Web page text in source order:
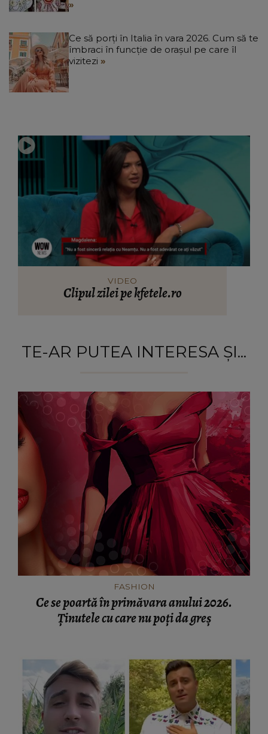
Ce să porți în Italia în vara 2026. Cum să te
îmbraci în funcție de orașul pe care îl
vizitezi
VIDEO
Clipul zilei pe kfetele.ro
TE-AR PUTEA INTERESA ȘI...
FASHION
Ce se poartă în primăvara anului 2026.
Ținutele cu care nu poți da greș